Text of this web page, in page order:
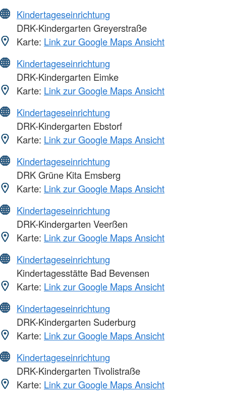
Kindertageseinrichtung
DRK-Kindergarten Greyerstraße
Karte: Link zur Google Maps Ansicht
Kindertageseinrichtung
DRK-Kindergarten Eimke
Karte: Link zur Google Maps Ansicht
Kindertageseinrichtung
DRK-Kindergarten Ebstorf
Karte: Link zur Google Maps Ansicht
Kindertageseinrichtung
DRK Grüne Kita Emsberg
Karte: Link zur Google Maps Ansicht
Kindertageseinrichtung
DRK-Kindergarten Veerßen
Karte: Link zur Google Maps Ansicht
Kindertageseinrichtung
Kindertagesstätte Bad Bevensen
Karte: Link zur Google Maps Ansicht
Kindertageseinrichtung
DRK-Kindergarten Suderburg
Karte: Link zur Google Maps Ansicht
Kindertageseinrichtung
DRK-Kindergarten Tivolistraße
Karte: Link zur Google Maps Ansicht